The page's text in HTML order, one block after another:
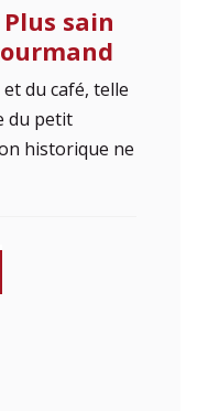
sain
du café, telle
du petit
historique ne